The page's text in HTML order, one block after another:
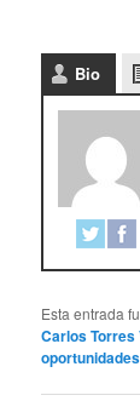
Bio
Esta entrada
Carlos Torres
oportunidades